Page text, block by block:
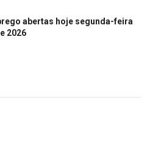
abertas hoje segunda-feira
2026